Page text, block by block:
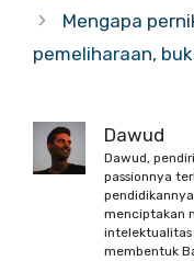
Mengapa
pemeliharaan,
Dawud
Dawud,
passionnya
menciptakan
intelektualitas
membentuk